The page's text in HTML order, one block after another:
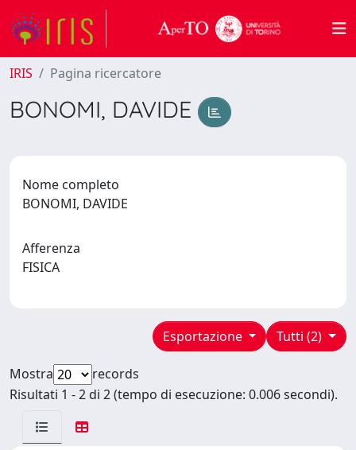
IRIS Pagina ricercatore
BONOMI, DAVIDE
Nome completo
BONOMI, DAVIDE
Afferenza
FISICA
Tutti (2)
Esportazione
Mostra
records
Risultati 1 - 2 di 2 (tempo di esecuzione: 0.006 secondi).